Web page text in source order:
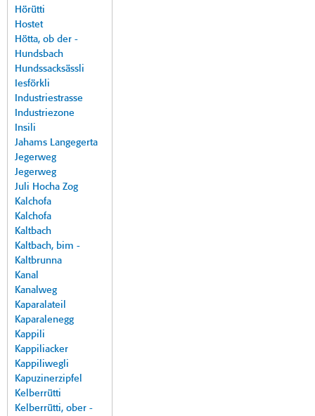
Hörütti
Hostet
Hötta, ob der -
Hundsbach
Hundssacksässli
Iesförkli
Industriestrasse
Industriezone
Insili
Jahams Langegerta
Jegerweg
Jegerweg
Juli Hocha Zog
Kalchofa
Kalchofa
Kaltbach
Kaltbach, bim -
Kaltbrunna
Kanal
Kanalweg
Kaparalateil
Kaparalenegg
Kappili
Kappiliacker
Kappiliwegli
Kapuzinerzipfel
Kelberrütti
Kelberrütti, ober -